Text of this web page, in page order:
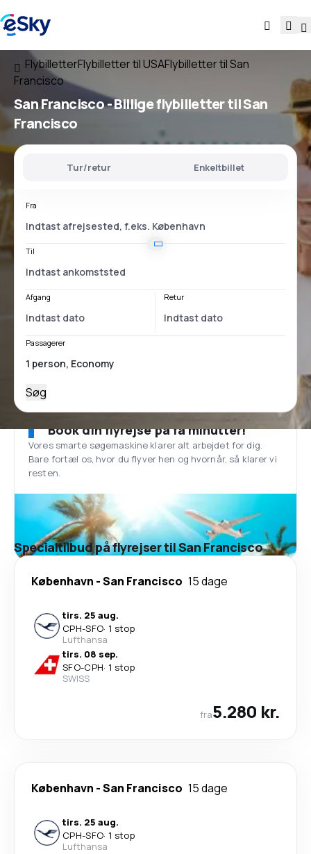
FlybilletterFlybilletter til USAFlybilletter til San
Francisco
San Francisco - Billige flybilletter til San
Francisco
Tur/retur Enkeltbillet
Fra
Til
Afgang Retur
Passagerer
Søg
Book din flyrejse på få minutter!
Vores smarte søgemaskine klarer alt arbejdet for dig.
Bare fortæl os, hvor du flyver hen og hvornår, så klarer vi
resten.
Specialtilbud på flyrejser til San Francisco
København -San Francisco 15 dage
tirs. 25 aug.
CPH-SFO· 1 stop
Lufthansa
tirs. 08 sep.
SFO-CPH· 1 stop
SWISS
fra5.280 kr.
København -San Francisco 15 dage
tirs. 25 aug.
CPH-SFO· 1 stop
Lufthansa